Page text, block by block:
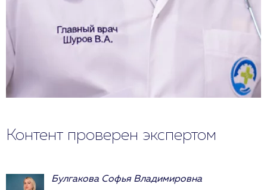
Контент проверен экспертом
Булгакова Софья Владимировна